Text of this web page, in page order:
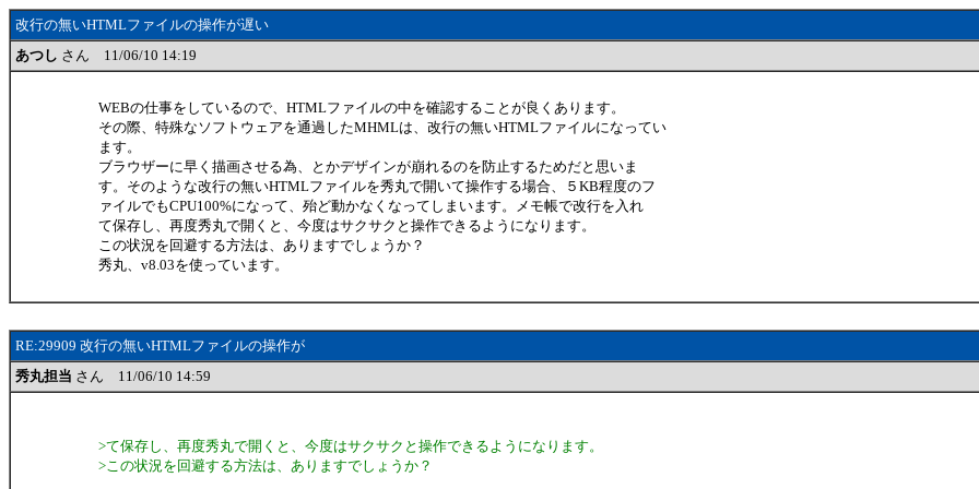
改行の無いHTMLファイルの操作が遅い
あつし さん 11/06/10 14:19
WEBの仕事をしているので、HTMLファイルの中を確認することが良くあります。
その際、特殊なソフトウェアを通過したMHMLは、改行の無いHTMLファイルになってい
ます。
ブラウザーに早く描画させる為、とかデザインが崩れるのを防止するためだと思いま
す。そのような改行の無いHTMLファイルを秀丸で開いて操作する場合、５KB程度のフ
ァイルでもCPU100%になって、殆ど動かなくなってしまいます。メモ帳で改行を入れ
て保存し、再度秀丸で開くと、今度はサクサクと操作できるようになります。
この状況を回避する方法は、ありますでしょうか？
秀丸、v8.03を使っています。
RE:29909 改行の無いHTMLファイルの操作が
秀丸担当 さん 11/06/10 14:59
>て保存し、再度秀丸で開くと、今度はサクサクと操作できるようになります。
>この状況を回避する方法は、ありますでしょうか？